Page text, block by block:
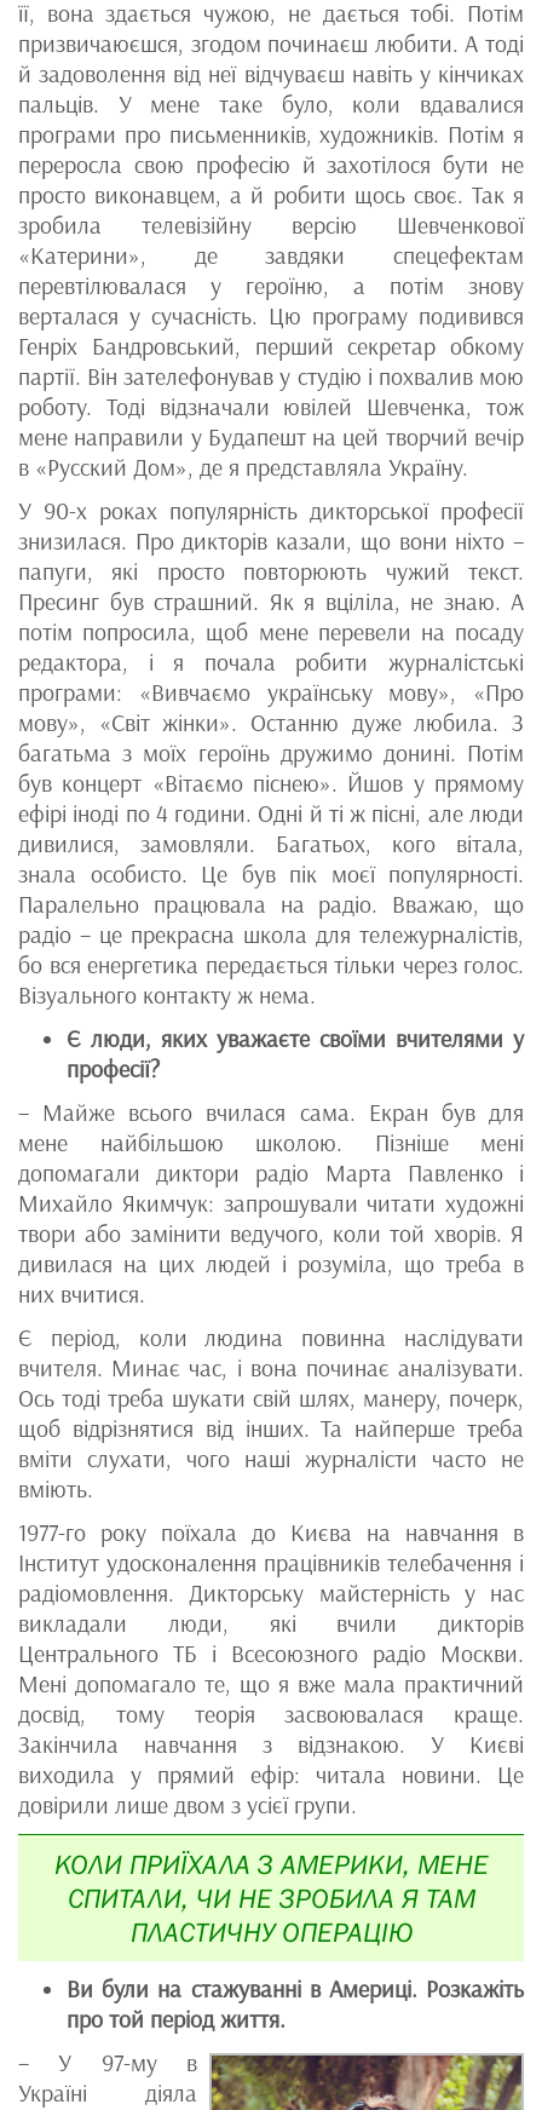
її, вона здається чужою, не дається тобі. Потім
призвичаюєшся, згодом починаєш любити. А тоді
й задоволення від неї відчуваєш навіть у кінчиках
пальців. У мене таке було, коли вдавалися
програми про письменників, художників. Потім я
переросла свою професію й захотілося бути не
просто виконавцем, а й робити щось своє. Так я
зробила телевізійну версію Шевченкової
«Катерини», де завдяки спецефектам
перевтілювалася у героїню, а потім знову
верталася у сучасність. Цю програму подивився
Генріх Бандровський, перший секретар обкому
партії. Він зателефонував у студію і похвалив мою
роботу. Тоді відзначали ювілей Шевченка, тож
мене направили у Будапешт на цей творчий вечір
в «Русский Дом», де я представляла Україну.
У 90-х роках популярність дикторської професії
знизилася. Про дикторів казали, що вони ніхто –
папуги, які просто повторюють чужий текст.
Пресинг був страшний. Як я вціліла, не знаю. А
потім попросила, щоб мене перевели на посаду
редактора, і я почала робити журналістські
програми: «Вивчаємо українську мову», «Про
мову», «Світ жінки». Останню дуже любила. З
багатьма з моїх героїнь дружимо донині. Потім
був концерт «Вітаємо піснею». Йшов у прямому
ефірі іноді по 4 години. Одні й ті ж пісні, але люди
дивилися, замовляли. Багатьох, кого вітала,
знала особисто. Це був пік моєї популярності.
Паралельно працювала на радіо. Вважаю, що
радіо – це прекрасна школа для тележурналістів,
бо вся енергетика передається тільки через голос.
Візуального контакту ж нема.
Є люди, яких уважаєте своїми вчителями у
професії?
– Майже всього вчилася сама. Екран був для
мене найбільшою школою. Пізніше мені
допомагали диктори радіо Марта Павленко і
Михайло Якимчук: запрошували читати художні
твори або замінити ведучого, коли той хворів. Я
дивилася на цих людей і розуміла, що треба в
них вчитися.
Є період, коли людина повинна наслідувати
вчителя. Минає час, і вона починає аналізувати.
Ось тоді треба шукати свій шлях, манеру, почерк,
щоб відрізнятися від інших. Та найперше треба
вміти слухати, чого наші журналісти часто не
вміють.
1977-го року поїхала до Києва на навчання в
Інститут удосконалення працівників телебачення і
радіомовлення. Дикторську майстерність у нас
викладали люди, які вчили дикторів
Центрального ТБ і Всесоюзного радіо Москви.
Мені допомагало те, що я вже мала практичний
досвід, тому теорія засвоювалася краще.
Закінчила навчання з відзнакою. У Києві
виходила у прямий ефір: читала новини. Це
довірили лише двом з усієї групи.
КОЛИ ПРИЇХАЛА З АМЕРИКИ, МЕНЕ
СПИТАЛИ, ЧИ НЕ ЗРОБИЛА Я ТАМ
ПЛАСТИЧНУ ОПЕРАЦІЮ
Ви були на стажуванні в Америці. Розкажіть
про той період життя.
– У 97-му в
Україні діяла